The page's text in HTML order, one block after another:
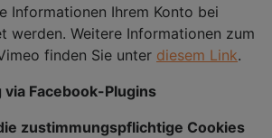
Informationen Ihrem Konto bei
werden. Weitere Informationen zum
finden Sie unter diesem Link.
Facebook-Plugins
zustimmungspflichtige Cookies